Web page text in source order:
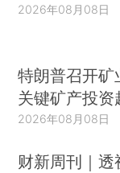
2026年08月08日
特朗普召开矿
关键矿产投
2026年08月08日
财新周刊｜